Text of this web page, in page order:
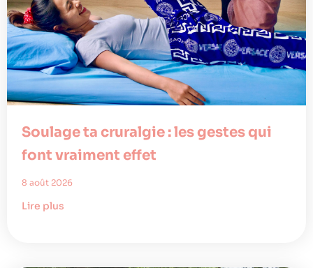
Soulage ta cruralgie : les gestes qui
font vraiment effet
8 août 2026
Lire plus